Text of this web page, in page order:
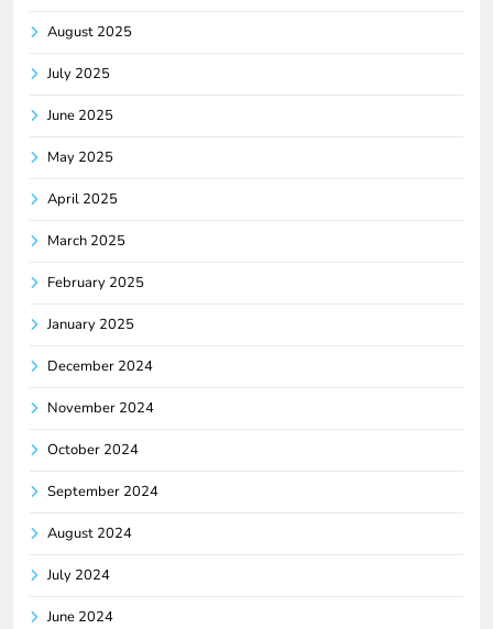
August 2025
July 2025
June 2025
May 2025
April 2025
March 2025
February 2025
January 2025
December 2024
November 2024
October 2024
September 2024
August 2024
July 2024
June 2024